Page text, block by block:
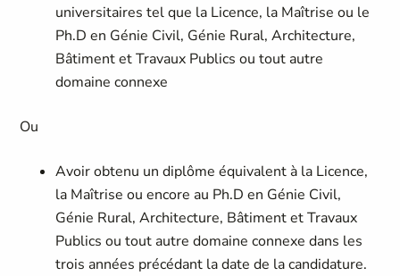
universitaires tel que la Licence, la Maîtrise ou le
Ph.D en Génie Civil, Génie Rural, Architecture,
Bâtiment et Travaux Publics ou tout autre
domaine connexe
Ou
Avoir obtenu un diplôme équivalent à la Licence,
la Maîtrise ou encore au Ph.D en Génie Civil,
Génie Rural, Architecture, Bâtiment et Travaux
Publics ou tout autre domaine connexe dans les
trois années précédant la date de la candidature.